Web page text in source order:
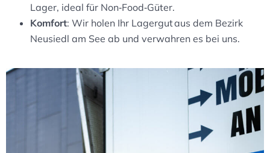
Lager, ideal für Non‑Food‑Güter.
Komfort: Wir holen Ihr Lagergut aus dem Bezirk
Neusiedl am See ab und verwahren es bei uns.